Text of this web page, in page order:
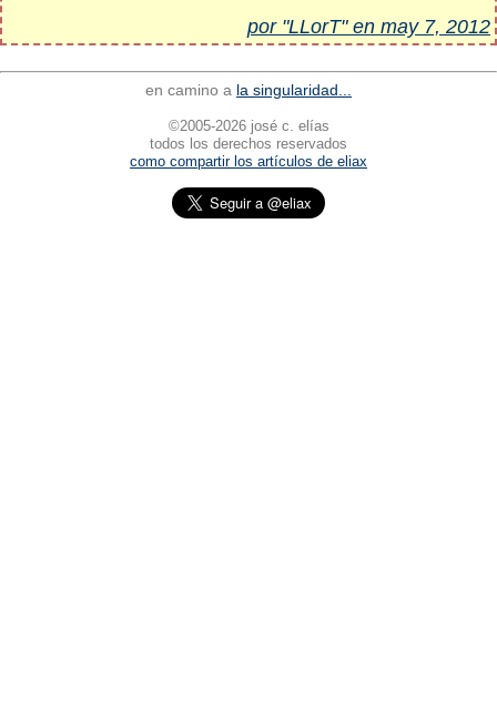
por "LLorT" en may 7, 2012
en camino a la singularidad...
©2005-2026 josé c. elías
todos los derechos reservados
como compartir los artículos de eliax